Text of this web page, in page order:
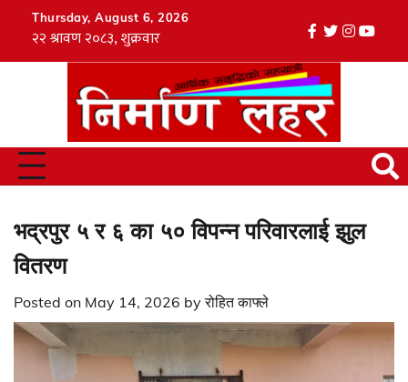
Thursday, August 6, 2026
facebook
twitter
भद्रपुर ५ र ६ का ५० विपन्न परिवारलाई झुल
वितरण
Posted on May 14, 2026 byरोहित काफ्ले